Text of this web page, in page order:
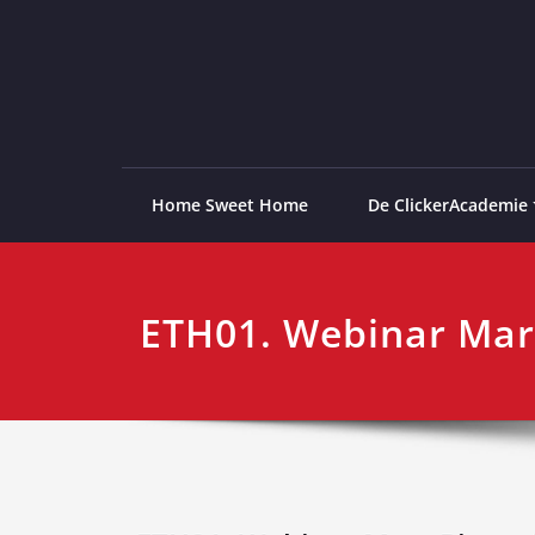
Home Sweet Home De ClickerAcademie
ETH01. Webinar